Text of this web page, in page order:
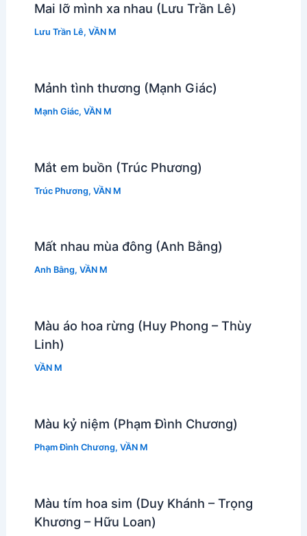
Mai lỡ mình xa nhau (Lưu Trần Lê)
Lưu Trần Lê, VẦN M
Mảnh tình thương (Mạnh Giác)
Mạnh Giác, VẦN M
Mắt em buồn (Trúc Phương)
Trúc Phương, VẦN M
Mất nhau mùa đông (Anh Bằng)
Anh Bằng, VẦN M
Màu áo hoa rừng (Huy Phong – Thùy
Linh)
VẦN M
Màu kỷ niệm (Phạm Đình Chương)
Phạm Đình Chương, VẦN M
Màu tím hoa sim (Duy Khánh – Trọng
Khương – Hữu Loan)